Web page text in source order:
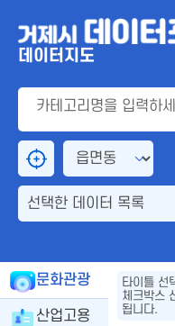
데이터지도
선택한 데이터 목록
타이틀 선
체크박스
됩니다.
문화관광
산업고용